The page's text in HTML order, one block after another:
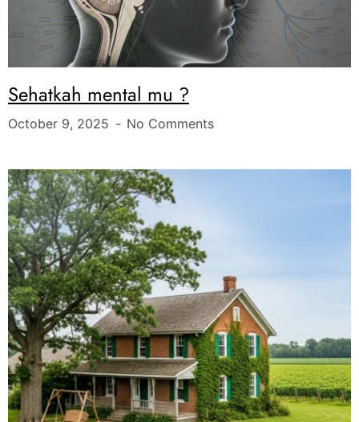
Sehatkah mental mu ?
October 9, 2025 No Comments